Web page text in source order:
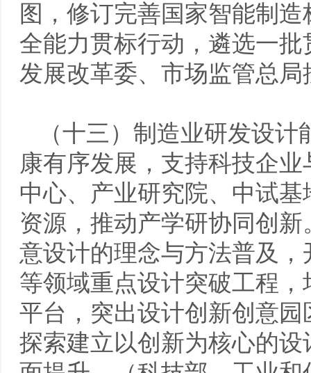
图，修订完善国家智能制
全能力贯标行动，遴选一
发展改革委、市场监管总
（十三）制造业研发设
康有序发展，支持科技企
中心、产业研究院、中试
资源，推动产学研协同创
意设计的理念与方法普及
等领域重点设计突破工程
平台，突出设计创新创意
探索建立以创新为核心的